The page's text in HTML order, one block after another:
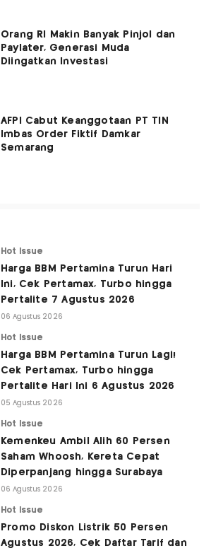
Orang RI Makin Banyak Pinjol dan
Paylater, Generasi Muda
Diingatkan Investasi
AFPI Cabut Keanggotaan PT TIN
Imbas Order Fiktif Damkar
Semarang
Hot Issue
Harga BBM Pertamina Turun Hari
Ini, Cek Pertamax, Turbo hingga
Pertalite 7 Agustus 2026
06 Agustus 2026
Hot Issue
Harga BBM Pertamina Turun Lagi!
Cek Pertamax, Turbo hingga
Pertalite Hari Ini 6 Agustus 2026
05 Agustus 2026
Hot Issue
Kemenkeu Ambil Alih 60 Persen
Saham Whoosh, Kereta Cepat
Diperpanjang hingga Surabaya
06 Agustus 2026
Hot Issue
Promo Diskon Listrik 50 Persen
Agustus 2026, Cek Daftar Tarif dan